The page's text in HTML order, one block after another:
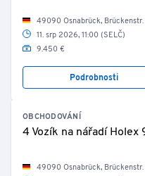
49090 Osnabrück,
11. srp 2026, 11:00 (SELČ)
9.450 €
Podrobnosti
OBCHODOVÁNÍ
4 Vozík na nářadí Holex
49090 Osnabrück, Brückenstr. 4